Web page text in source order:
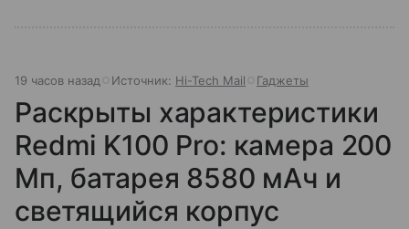
19 часов назад Источник: Hi-Tech Mail Гаджеты
Раскрыты характеристики
Redmi K100 Pro: камера 200
Мп, батарея 8580 мАч и
светящийся корпус